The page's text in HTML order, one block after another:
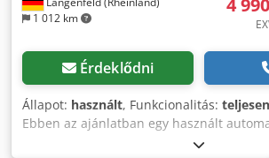
1 012 km
4
Érdeklődni
Állapot: használt, Funkcionalitás:
Ebben az ajánlatban egy használt
"Lami Revo-T14"-et vásárolhat. Eladás